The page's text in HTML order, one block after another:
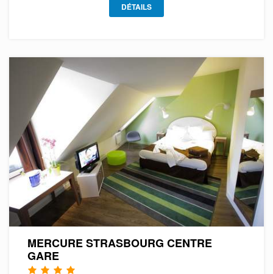
DÉTAILS
MERCURE STRASBOURG CENTRE
GARE